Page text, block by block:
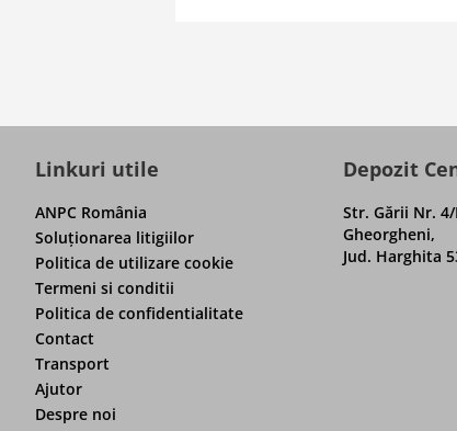
Linkuri utile
ANPC România
Soluţionarea litigiilor
Politica de utilizare cookie
Termeni si conditii
Politica de confidentialitate
Contact
Transport
Ajutor
Despre noi
Depozit
Str. Gării Nr. 4/
Gheorgheni,
Jud. Harghita